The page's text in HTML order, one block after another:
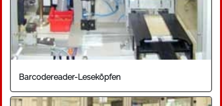
Barcodereader-Leseköpfen